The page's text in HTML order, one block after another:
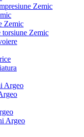
Zemic
Zemic
Zemic
Argeo
Argeo